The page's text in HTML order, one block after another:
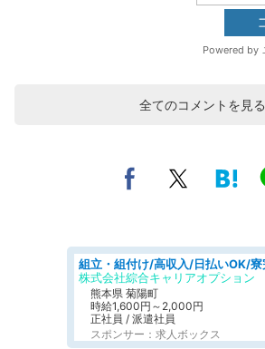
全てのコメントを見る
株式会社綜合キャリアオプション
熊本県 菊陽町
時給1,600円～2,000円
正社員 / 派遣社員
スポンサー：求人ボックス